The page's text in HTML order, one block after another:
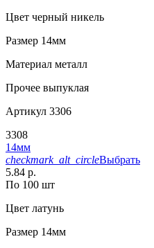
Цвет черный никель
Размер 14мм
Материал металл
Прочее выпуклая
Артикул 3306
3308
14мм
checkmark_alt_circleВыбрать
5.84 р.
По 100 шт
Цвет латунь
Размер 14мм